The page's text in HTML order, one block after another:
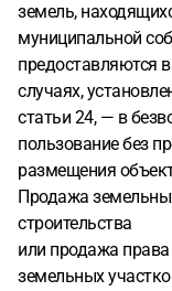
земель,
муниципальной
предоставляются
случаях,
статьи 24, — в
пользование без
размещения
Продажа
строительства
или продажа
земельных